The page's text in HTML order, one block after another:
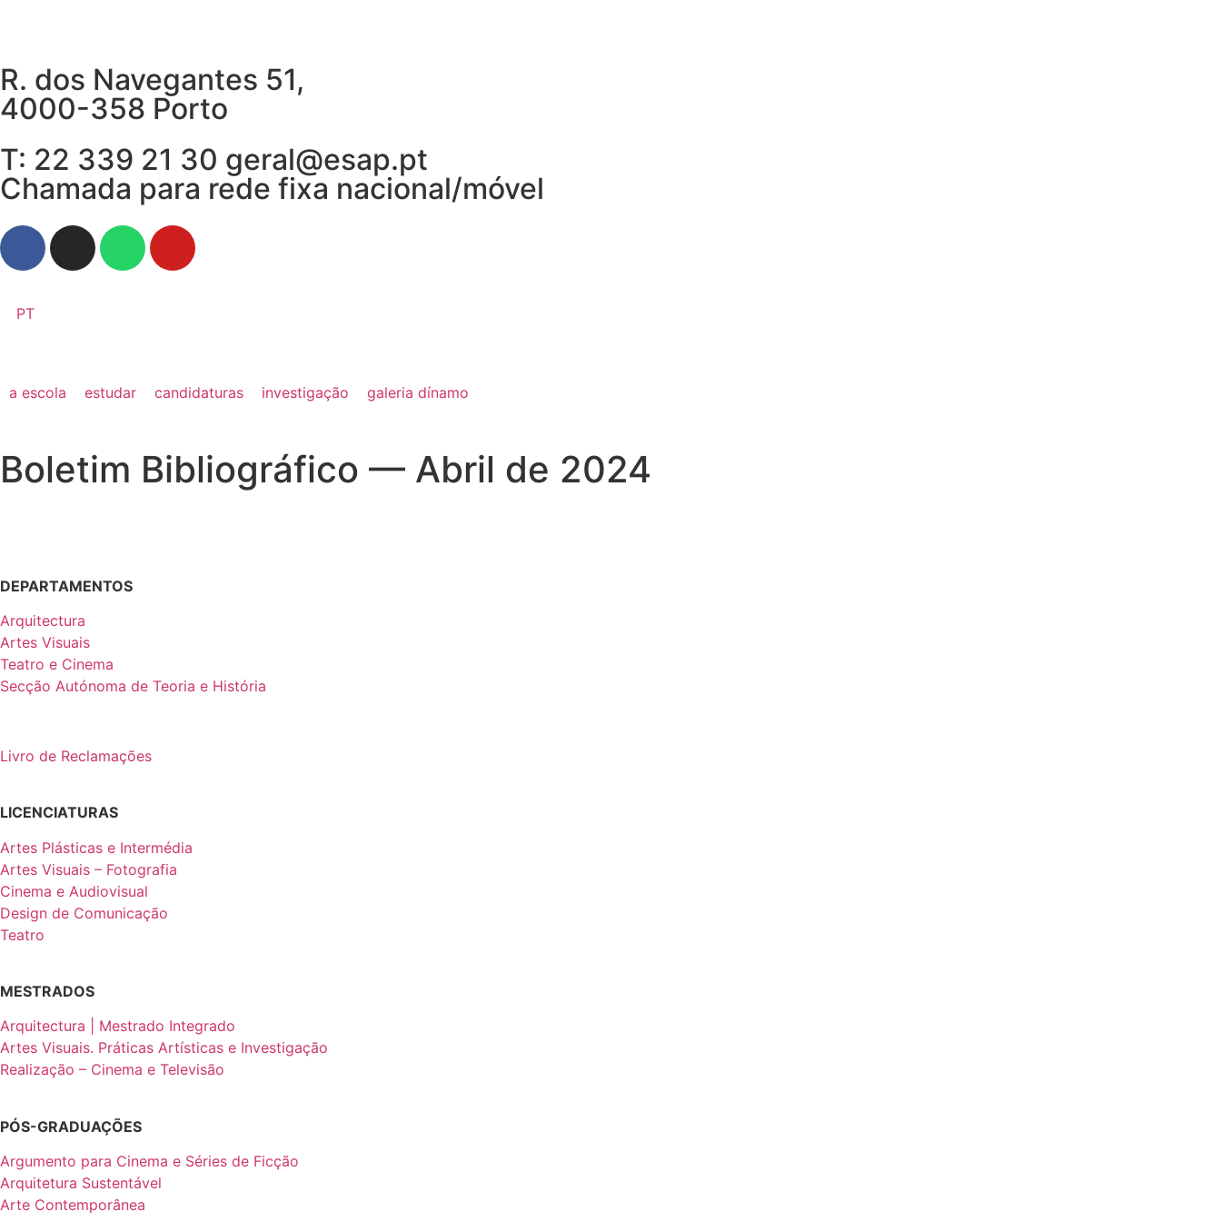
R. dos Navegantes 51,
4000-358 Porto
T: 22 339 21 30 geral@esap.pt
Chamada para rede fixa nacional/móvel
PT
a escola estudar candidaturas investigação galeria dínamo
Boletim Bibliográfico — Abril de 2024
DEPARTAMENTOS
Arquitectura
Artes Visuais
Teatro e Cinema
Secção Autónoma de Teoria e História
Livro de Reclamações
LICENCIATURAS
Artes Plásticas e Intermédia
Artes Visuais – Fotografia
Cinema e Audiovisual
Design de Comunicação
Teatro
MESTRADOS
Arquitectura | Mestrado Integrado
Artes Visuais. Práticas Artísticas e Investigação
Realização – Cinema e Televisão
PÓS-GRADUAÇÕES
Argumento para Cinema e Séries de Ficção
Arquitetura Sustentável
Arte Contemporânea